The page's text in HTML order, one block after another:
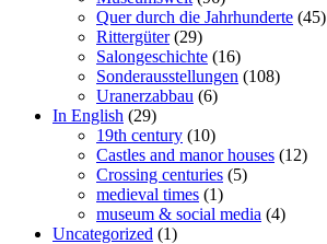
Quer durch die Jahrhunderte (45)
Rittergüter(29)
Salongeschichte (16)
Sonderausstellungen (108)
Uranerzabbau (6)
In English (29)
19th century (10)
Castles and manor houses (12)
Crossing centuries (5)
medieval times (1)
museum & social media (4)
Uncategorized (1)